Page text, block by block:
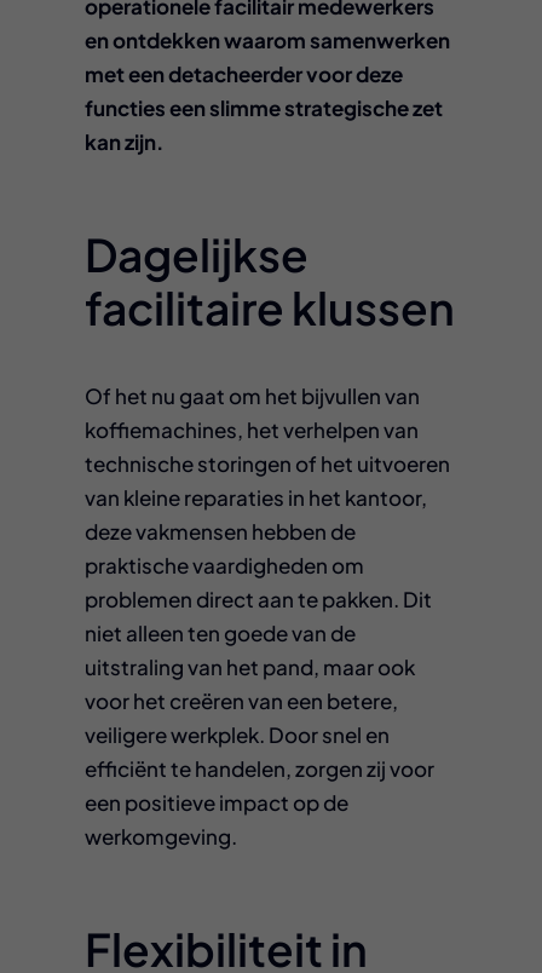
operationele facilitair medewerkers
en ontdekken waarom samenwerken
met een detacheerder voor deze
functies een slimme strategische zet
kan zijn.
Dagelijkse
facilitaire klussen
Of het nu gaat om het bijvullen van
koffiemachines, het verhelpen van
technische storingen of het uitvoeren
van kleine reparaties in het kantoor,
deze vakmensen hebben de
praktische vaardigheden om
problemen direct aan te pakken. Dit
niet alleen ten goede van de
uitstraling van het pand, maar ook
voor het creëren van een betere,
veiligere werkplek. Door snel en
efficiënt te handelen, zorgen zij voor
een positieve impact op de
werkomgeving.
Flexibiliteit in